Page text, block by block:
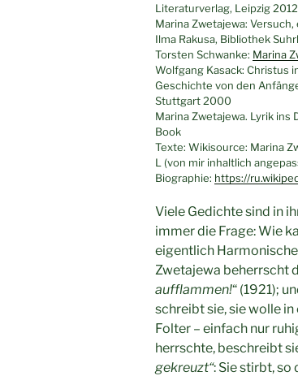
Literaturverlag, Leipzig
Marina Zwetajewa:
Ilma Rakusa, Bibliothek
Torsten Schwanke: Marina
Wolfgang Kasack: Christus
Geschichte von den
Stuttgart 2000
Marina Zwetajewa. Lyrik ins
Book
Texte: Wikisource: Marina
L (von mir inhaltlich
Biographie: https://
Viele Gedichte sind in
immer die Frage: Wie
eigentlich
Zwetajewa beherrscht
aufflammen!“ (1921);
schreibt sie, sie wolle
Folter – einfach nur
herrschte, beschreibt
gekreuzt“: Sie stirbt, so